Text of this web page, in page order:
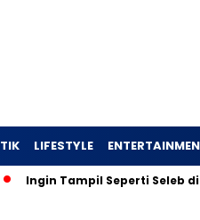
LIFESTYLE
Tampil Seperti Seleb di Media?